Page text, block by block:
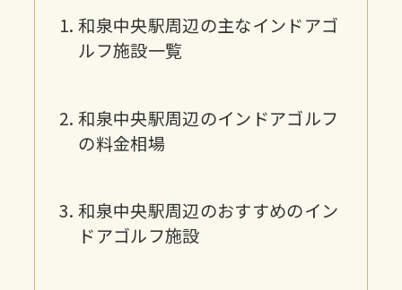
和泉中央駅周辺の主なインドアゴ
ルフ施設一覧
和泉中央駅周辺のインドアゴルフ
の料金相場
和泉中央駅周辺のおすすめのイン
ドアゴルフ施設